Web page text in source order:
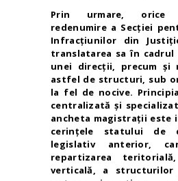
Prin urmare, orice
redenumire a Secției
Infracțiunilor din
translatarea sa în cadrul
unei direcții, precum și
astfel de structuri, sub
la fel de nocive.
centralizată și
ancheta magistrații este
cerințele statului de
legislativ anterior,
repartizarea
verticală, a